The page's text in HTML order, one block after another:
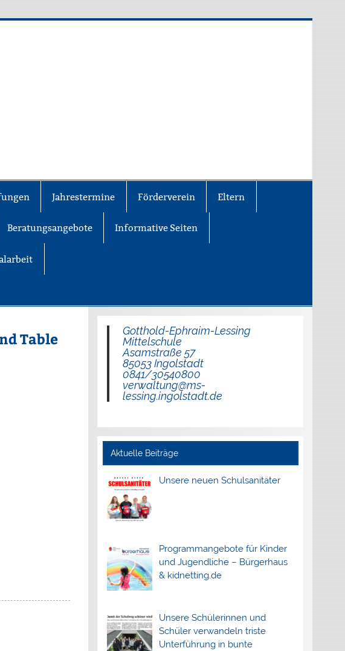
Jahrestermine Förderverein Eltern
Beratungsangebote Informative Seiten
Table
Gotthold-Ephraim-Lessing
Mittelschule
Asamstraße 57
85053 Ingolstadt
0841/30540800
verwaltung@ms-
lessing.ingolstadt.de
Aktuelle Beiträge
Unsere neuen Schulsanitäter
Programmangebote für Kinder
und Jugendliche – Bürgerhaus
& kidnetting.de
Unsere Schülerinnen und
Schüler verwandeln triste
Unterführung in bunte